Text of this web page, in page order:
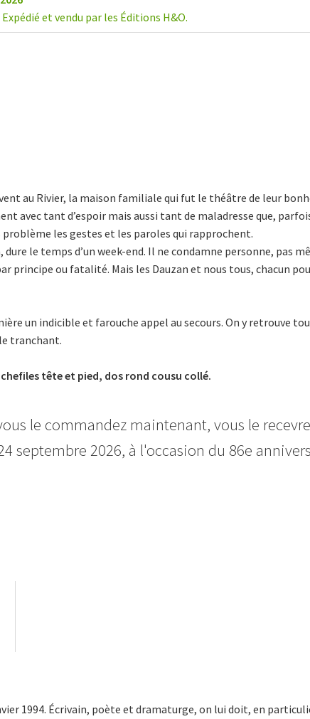
et vendu par les Éditions H&O.
au Rivier, la maison familiale qui fut le théâtre de leur
avec tant d’espoir mais aussi tant de maladresse que,
les gestes et les paroles qui rapprochent.
le temps d’un week-end. Il ne condamne personne, pas
ou fatalité. Mais les Dauzan et nous tous, chacun
un indicible et farouche appel au secours. On y retrouve
tranchant.
tête et pied, dos rond cousu collé.
le commandez maintenant, vous le
2026, à l'occasion du 86e
1994. Écrivain, poète et dramaturge, on lui doit, en